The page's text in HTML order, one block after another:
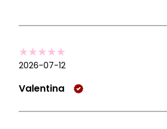
2026-07-12
Valentina